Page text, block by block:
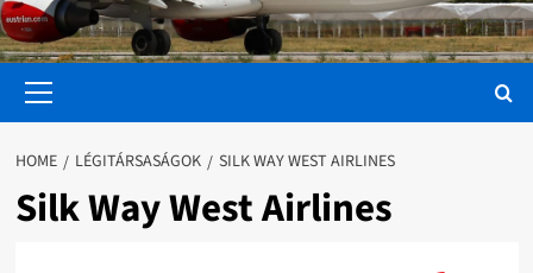
Menu
HOME LÉGITÁRSASÁGOK SILK WAY WEST AIRLINES
Silk Way West Airlines